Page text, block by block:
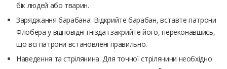
бік людей або тварин.
Заряджання барабана: Відкрийте барабан, вставте патрони
Флобера у відповідні гнізда і закрийте його, переконавшись,
що всі патрони встановлені правильно.
Наведення та стрілянина: Для точної стрілянини необхідно